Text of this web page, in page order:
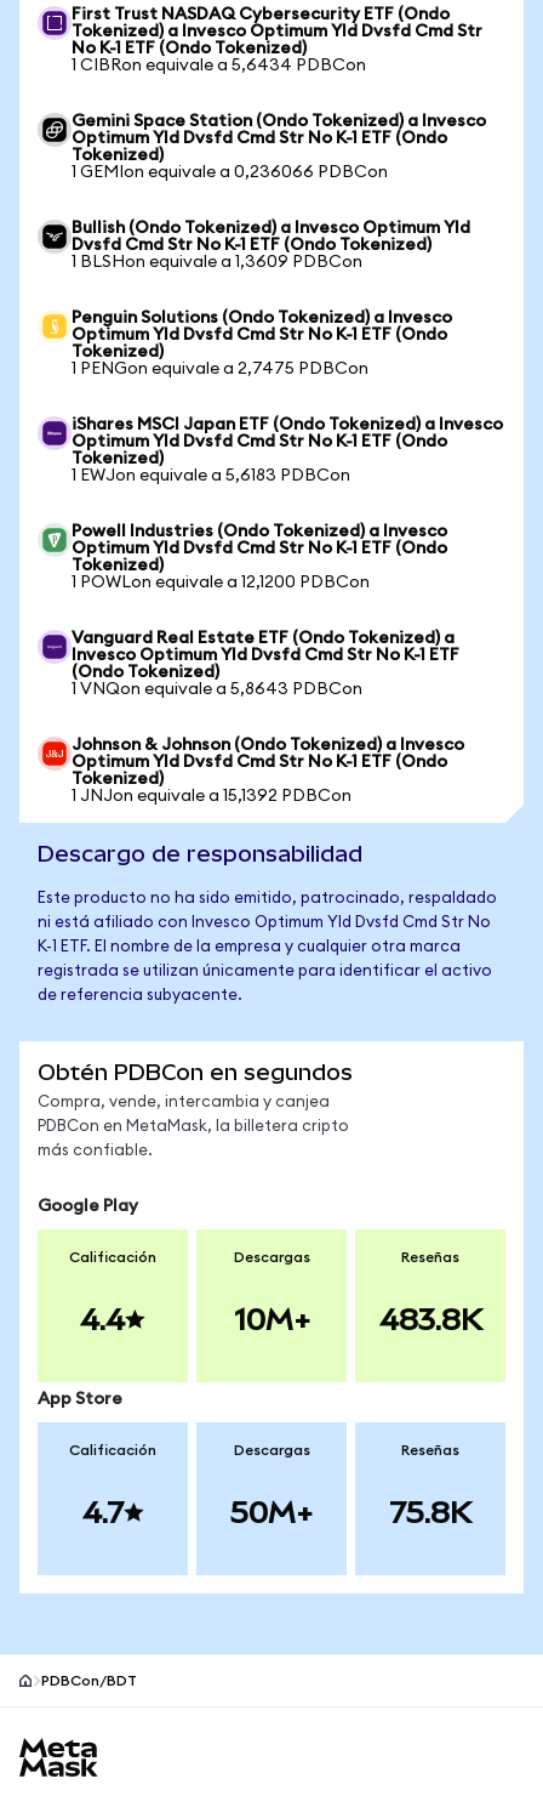
First Trust NASDAQ Cybersecurity ETF (Ondo
Tokenized) a Invesco Optimum Yld Dvsfd Cmd Str
No K-1 ETF (Ondo Tokenized)
1 CIBRon equivale a 5,6434 PDBCon
Gemini Space Station (Ondo Tokenized) a Invesco
Optimum Yld Dvsfd Cmd Str No K-1 ETF (Ondo
Tokenized)
1 GEMIon equivale a 0,236066 PDBCon
Bullish (Ondo Tokenized) a Invesco Optimum Yld
Dvsfd Cmd Str No K-1 ETF (Ondo Tokenized)
1 BLSHon equivale a 1,3609 PDBCon
Penguin Solutions (Ondo Tokenized) a Invesco
Optimum Yld Dvsfd Cmd Str No K-1 ETF (Ondo
Tokenized)
1 PENGon equivale a 2,7475 PDBCon
iShares MSCI Japan ETF (Ondo Tokenized) a Invesco
Optimum Yld Dvsfd Cmd Str No K-1 ETF (Ondo
Tokenized)
1 EWJon equivale a 5,6183 PDBCon
Powell Industries (Ondo Tokenized) a Invesco
Optimum Yld Dvsfd Cmd Str No K-1 ETF (Ondo
Tokenized)
1 POWLon equivale a 12,1200 PDBCon
Vanguard Real Estate ETF (Ondo Tokenized) a
Invesco Optimum Yld Dvsfd Cmd Str No K-1 ETF
(Ondo Tokenized)
1 VNQon equivale a 5,8643 PDBCon
Johnson & Johnson (Ondo Tokenized) a Invesco
Optimum Yld Dvsfd Cmd Str No K-1 ETF (Ondo
Tokenized)
1 JNJon equivale a 15,1392 PDBCon
Descargo de responsabilidad
Este producto no ha sido emitido, patrocinado, respaldado
ni está afiliado con Invesco Optimum Yld Dvsfd Cmd Str No
K-1 ETF. El nombre de la empresa y cualquier otra marca
registrada se utilizan únicamente para identificar el activo
de referencia subyacente.
Obtén PDBCon en segundos
Compra, vende, intercambia y canjea
PDBCon en MetaMask, la billetera cripto
más confiable.
Google Play
Calificación
4.4
Descargas
10M+
Reseñas
483.8K
App Store
Calificación
4.7
Descargas
50M+
Reseñas
75.8K
PDBCon/BDT